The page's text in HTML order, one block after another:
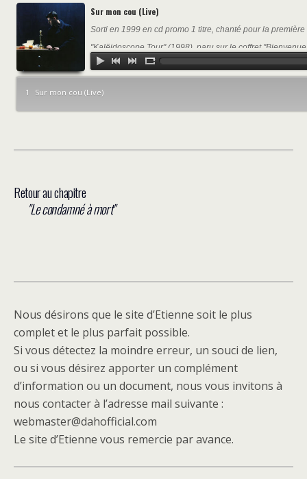
Sur mon cou (Live)
Sorti en 1999 en cd promo 1 titre, chanté pour la
"Kalëidoscope Tour" (1998), paru sur le coffret
1 Sur mon cou (Live)
Retour au chapitre
Le condamné à mort
Nous désirons que le site d’Etienne soit le plus
complet et le plus parfait possible.
Si vous détectez la moindre erreur, un souci de lien,
ou si vous désirez apporter un complément
d’information ou un document, nous vous invitons à
nous contacter à l’adresse mail suivante :
webmaster@dahofficial.com
Le site d’Etienne vous remercie par avance.